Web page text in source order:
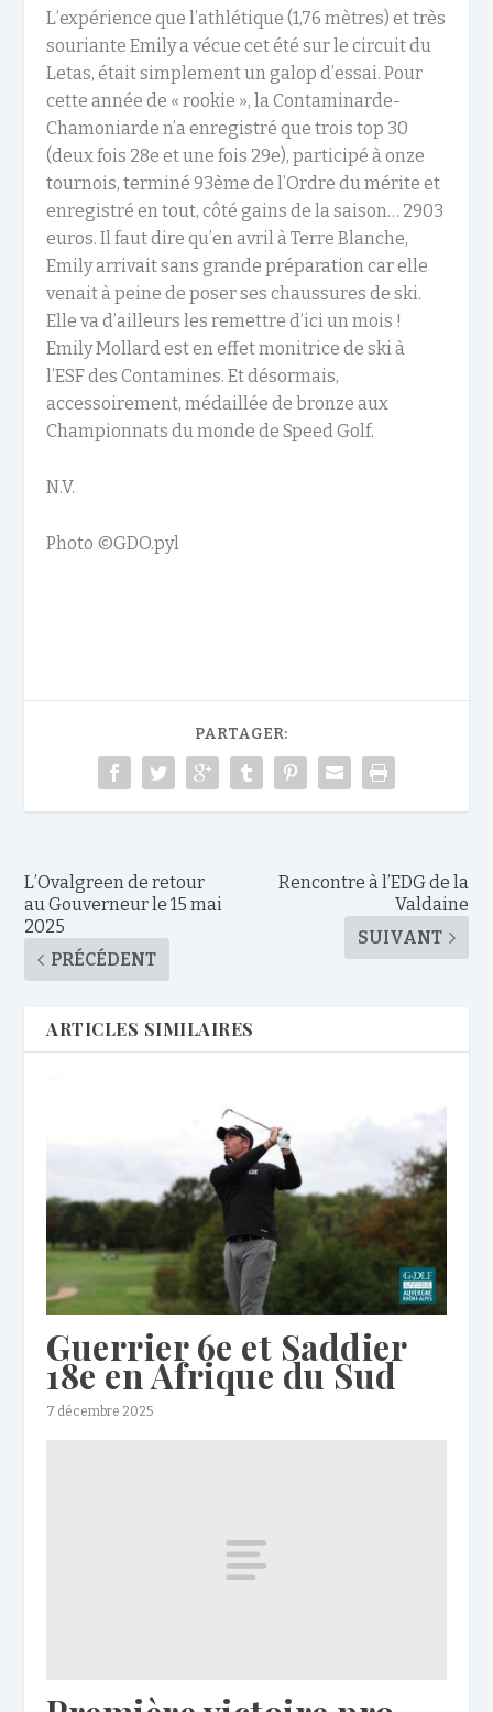
L’expérience que l’athlétique (1,76 mètres) et très
souriante Emily a vécue cet été sur le circuit du
Letas, était simplement un galop d’essai. Pour
cette année de « rookie », la Contaminarde-
Chamoniarde n’a enregistré que trois top 30
(deux fois 28e et une fois 29e), participé à onze
tournois, terminé 93ème de l’Ordre du mérite et
enregistré en tout, côté gains de la saison… 2903
euros. Il faut dire qu’en avril à Terre Blanche,
Emily arrivait sans grande préparation car elle
venait à peine de poser ses chaussures de ski.
Elle va d’ailleurs les remettre d’ici un mois !
Emily Mollard est en effet monitrice de ski à
l’ESF des Contamines. Et désormais,
accessoirement, médaillée de bronze aux
Championnats du monde de Speed Golf.
N.V.
Photo ©GDO.pyl
PARTAGER:
L’Ovalgreen de retour
au Gouverneur le 15 mai
2025
PRÉCÉDENT
Rencontre à l’EDG de la
Valdaine
SUIVANT
ARTICLES SIMILAIRES
Guerrier 6e et Saddier
18e en Afrique du Sud
7 décembre 2025